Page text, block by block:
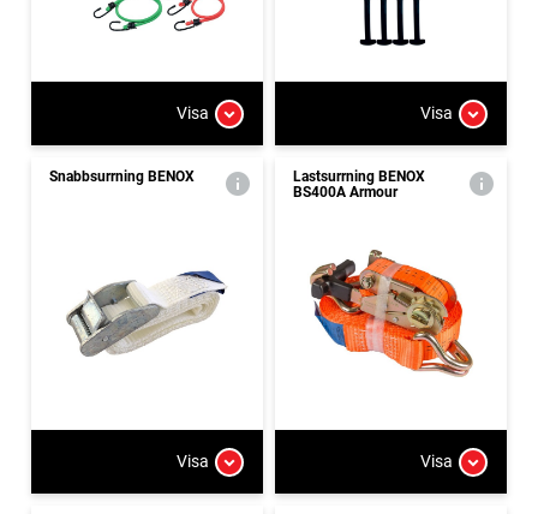
Visa Visa
Snabbsurrning BENOX
Visa
Lastsurrning BENOX
BS400A Armour
Visa